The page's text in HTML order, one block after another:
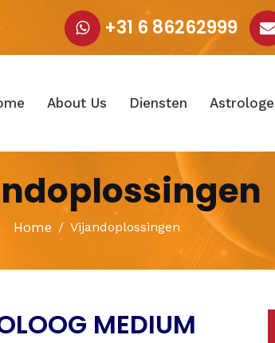
+31 6 86262999
About Us Diensten
Home Vijandoplossingen
MEDIUM